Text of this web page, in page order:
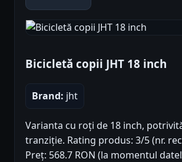
Bicicletă copii JHT 18 inch
Brand: jht
Varianta cu roți de 18 inch,
tranziție. Rating produs: 3/5 (nr.
Preț: 568.7 RON (la momentul